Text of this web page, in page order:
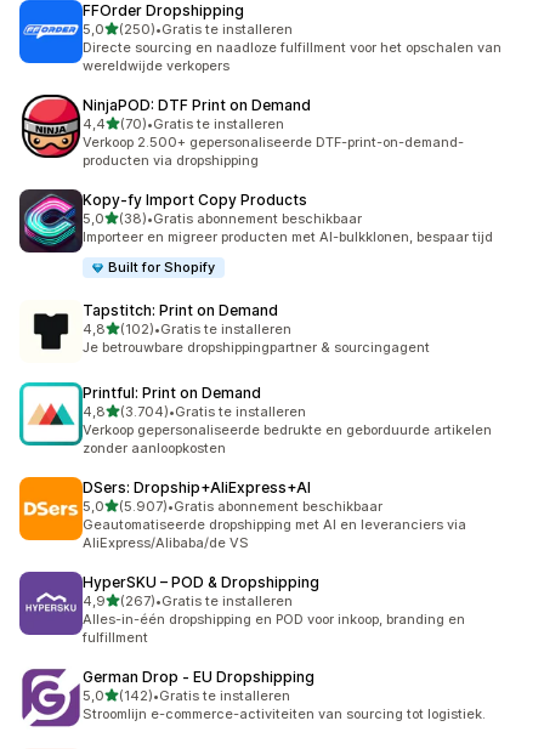
FFOrder Dropshipping
5,0van 5 sterren
(250)
250 recensies in totaal
•Gratis te installeren
Directe sourcing en naadloze fulfillment voor het opschalen van
wereldwijde verkopers
NinjaPOD: DTF Print on Demand
4,4van 5 sterren
(70)
70 recensies in totaal
•Gratis te installeren
Verkoop 2.500+ gepersonaliseerde DTF-print-on-demand-
producten via dropshipping
Kopy‑fy Import Copy Products
5,0van 5 sterren
(38)
38 recensies in totaal
•Gratis abonnement beschikbaar
Importeer en migreer producten met AI-bulkklonen, bespaar tijd
Built for Shopify
Tapstitch: Print on Demand
4,8van 5 sterren
(102)
102 recensies in totaal
•Gratis te installeren
Je betrouwbare dropshippingpartner & sourcingagent
Printful: Print on Demand
4,8van 5 sterren
(3.704)
3704 recensies in totaal
•Gratis te installeren
Verkoop gepersonaliseerde bedrukte en geborduurde artikelen
zonder aanloopkosten
DSers: Dropship+AliExpress+AI
5,0van 5 sterren
(5.907)
5907 recensies in totaal
•Gratis abonnement beschikbaar
Geautomatiseerde dropshipping met AI en leveranciers via
AliExpress/Alibaba/de VS
HyperSKU – POD & Dropshipping
4,9van 5 sterren
(267)
267 recensies in totaal
•Gratis te installeren
Alles-in-één dropshipping en POD voor inkoop, branding en
fulfillment
German Drop ‑ EU Dropshipping
5,0van 5 sterren
(142)
142 recensies in totaal
•Gratis te installeren
Stroomlijn e-commerce-activiteiten van sourcing tot logistiek.